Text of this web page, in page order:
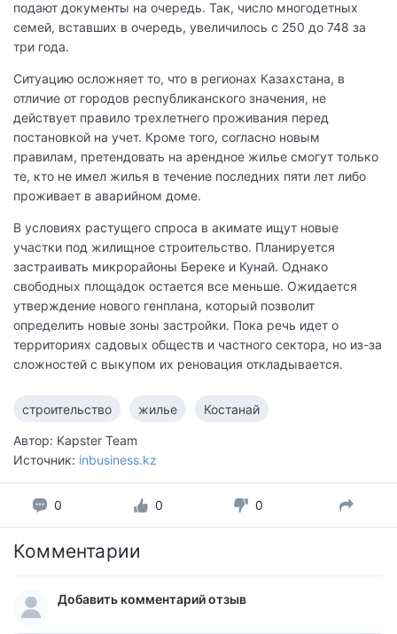
подают документы на очередь. Так, число многодетных
семей, вставших в очередь, увеличилось с 250 до 748 за
три года.
Ситуацию осложняет то, что в регионах Казахстана, в
отличие от городов республиканского значения, не
действует правило трехлетнего проживания перед
постановкой на учет. Кроме того, согласно новым
правилам, претендовать на арендное жилье смогут только
те, кто не имел жилья в течение последних пяти лет либо
проживает в аварийном доме.
В условиях растущего спроса в акимате ищут новые
участки под жилищное строительство. Планируется
застраивать микрорайоны Береке и Кунай. Однако
свободных площадок остается все меньше. Ожидается
утверждение нового генплана, который позволит
определить новые зоны застройки. Пока речь идет о
территориях садовых обществ и частного сектора, но из-за
сложностей с выкупом их реновация откладывается.
строительство жилье Костанай
Автор: Kapster Team
Источник: inbusiness.kz
0 0 0
Комментарии
Добавить комментарий отзыв